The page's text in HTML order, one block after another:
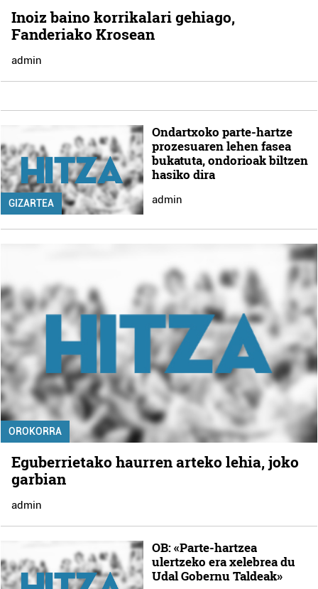
Inoiz baino korrikalari gehiago,
Fanderiako Krosean
admin
GIZARTEA
Ondartxoko parte-hartze
prozesuaren lehen fasea
bukatuta, ondorioak biltzen
hasiko dira
admin
OROKORRA
Eguberrietako haurren arteko lehia, joko
garbian
admin
OB: «Parte-hartzea
ulertzeko era xelebrea du
Udal Gobernu Taldeak»